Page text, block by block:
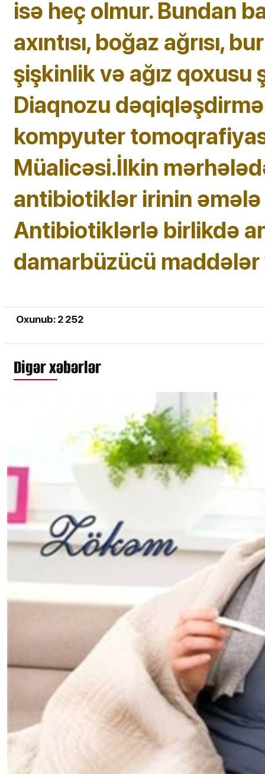
isə heç olmur. Bundan
axıntısı, boğaz ağrısı,
şişkinlik və ağız qoxusu
Diaqnozu
kompyuter
Müalicəsi.İlkin
antibiotiklər irinin əmələ
Antibiotiklərlə birlikdə
damarbüzücü
Oxunub: 2 252
Digər xəbərlər